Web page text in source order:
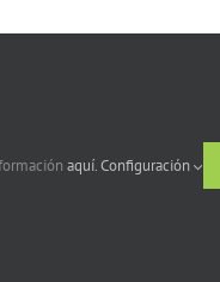
aquí.Configuración